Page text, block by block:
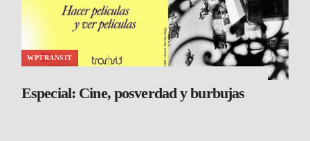
WPTRANSIT
Especial: Cine, posverdad y burbujas